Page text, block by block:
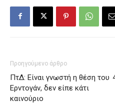
Προηγούμενο άρθρο
ΠτΔ: Είναι γνωστή η θέση του
Ερντογάν, δεν είπε κάτι
καινούριο